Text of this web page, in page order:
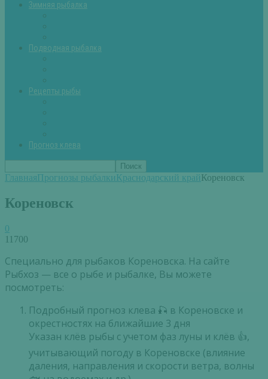
Зимняя рыбалка
Подводная рыбалка
Рецепты рыбы
Прогноз клева
ГлавнаяПрогнозы рыбалкиКраснодарский крайКореновск
Кореновск
0
11700
Специально для рыбаков Кореновска. На сайте
Рыбхоз — все о рыбе и рыбалке, Вы можете
посмотреть:
Подробный прогноз клева 🎣 в Кореновске и
окрестностях на ближайшие 3 дня
Указан клёв рыбы с учетом фаз луны и клёв 👍,
учитывающий погоду в Кореновске (влияние
даления, направления и скорости ветра, волны